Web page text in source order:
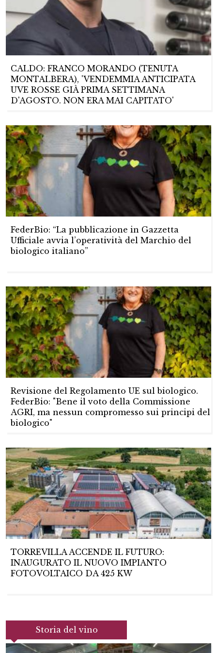
CALDO: FRANCO MORANDO (TENUTA
MONTALBERA), 'VENDEMMIA ANTICIPATA
UVE ROSSE GIÀ PRIMA SETTIMANA
D'AGOSTO. NON ERA MAI CAPITATO'
FederBio: “La pubblicazione in Gazzetta
Ufficiale avvia l’operatività del Marchio del
biologico italiano”
Revisione del Regolamento UE sul biologico.
FederBio: "Bene il voto della Commissione
AGRI, ma nessun compromesso sui principi del
biologico"
TORREVILLA ACCENDE IL FUTURO:
INAUGURATO IL NUOVO IMPIANTO
FOTOVOLTAICO DA 425 KW
Storia del vino